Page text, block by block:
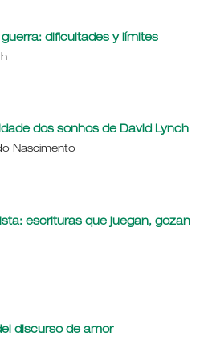
dificultades y límites
dos sonhos de David Lynch
Nascimento
escrituras que juegan, gozan
discurso de amor